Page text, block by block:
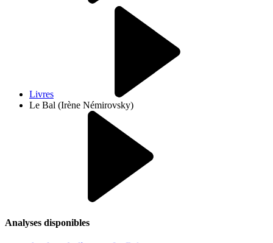
Livres
Le Bal (Irène Némirovsky)
Analyses disponibles